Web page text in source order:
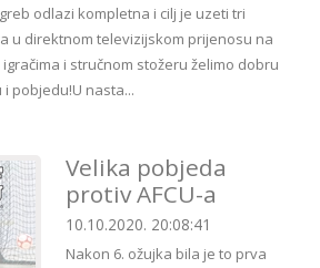
odlazi kompletna i cilj je uzeti tri
u direktnom televizijskom prijenosu na
i stručnom stožeru želimo dobru
pobjedu!U nasta...
Velika pobjeda
protiv AFCU-a
10.10.2020. 20:08:41
Nakon 6. ožujka bila je to prva